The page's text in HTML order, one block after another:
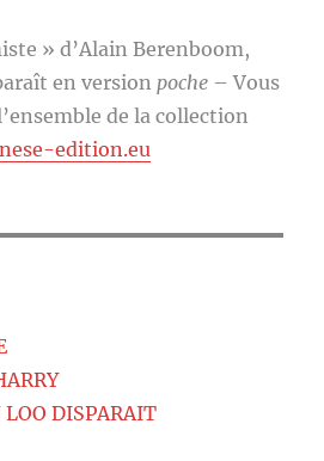
» d’Alain Berenboom,
en version poche – Vous
de la collection
edition.eu
DISPARAIT